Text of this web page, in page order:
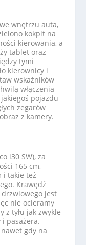
wnętrzu auta,
kokpit na
kierowania, a
tablet oraz
tymi
kierownicy i
wskaźników
włączenia
pojazdu
zegarów
z kamery.
i30 SW), za
165 cm,
i takie też
Krawędź
jest
nie ocieramy
z tyłu jak zwykle
pasażera.
gdy na